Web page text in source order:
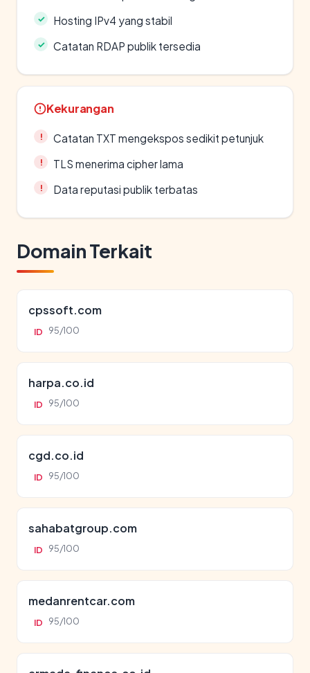
Hosting IPv4 yang stabil
Catatan RDAP publik tersedia
Kekurangan
Catatan TXT mengekspos sedikit petunjuk
TLS menerima cipher lama
Data reputasi publik terbatas
Domain Terkait
cpssoft.com
ID 95/100
harpa.co.id
ID 95/100
cgd.co.id
ID 95/100
sahabatgroup.com
ID 95/100
medanrentcar.com
ID 95/100